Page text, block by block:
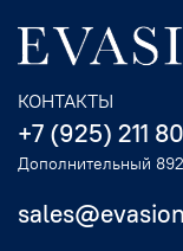
КОНТАКТЫ
+7 (925) 211
Дополнительный